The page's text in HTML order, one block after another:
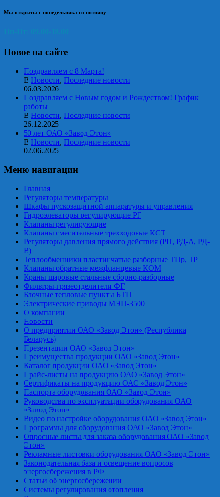
Мы открыты с понедельника по пятницу
Новое на сайте
Поздравляем с 8 Марта!
В Новости, Последние новости
06.03.2026
Поздравляем с Новым годом и Рождеством! График
работы
В Новости, Последние новости
26.12.2025
50 лет ОАО «Завод Этон»
В Новости, Последние новости
02.06.2025
Меню навигации
Главная
Регуляторы температуры
Шкафы пускозащитной аппаратуры и управления
Гидроэлеваторы регулирующие РГ
Клапаны регулирующие
Клапаны смесительные трехходовые КСТ
Регуляторы давления прямого действия (РП, РД-А, РД-
В)
Теплообменники пластинчатые разборные ТПр, ТР
Клапаны обратные межфланцевые КОМ
Краны шаровые стальные сборно-разборные
Фильтры-грязеотделители ФГ
Блочные тепловые пункты БТП
Электрические приводы МЭП-3500
О компании
Новости
О предприятии ОАО «Завод Этон» (Республика
Беларусь)
Презентации ОАО «Завод Этон»
Преимущества продукции ОАО «Завод Этон»
Каталог продукции ОАО «Завод Этон»
Прайс-листы на продукцию ОАО «Завод Этон»
Сертификаты на продукцию ОАО «Завод Этон»
Паспорта оборудования ОАО «Завод Этон»
Руководства по эксплуатации оборудования ОАО
«Завод Этон»
Видео по настройке оборудования ОАО «Завод Этон»
Программы для оборудования ОАО «Завод Этон»
Опросные листы для заказа оборудования ОАО «Завод
Этон»
Рекламные листовки оборудования ОАО «Завод Этон»
Законодательная база и освещение вопросов
энергосбережения в РФ
Статьи об энергосбережении
Системы регулирования отопления